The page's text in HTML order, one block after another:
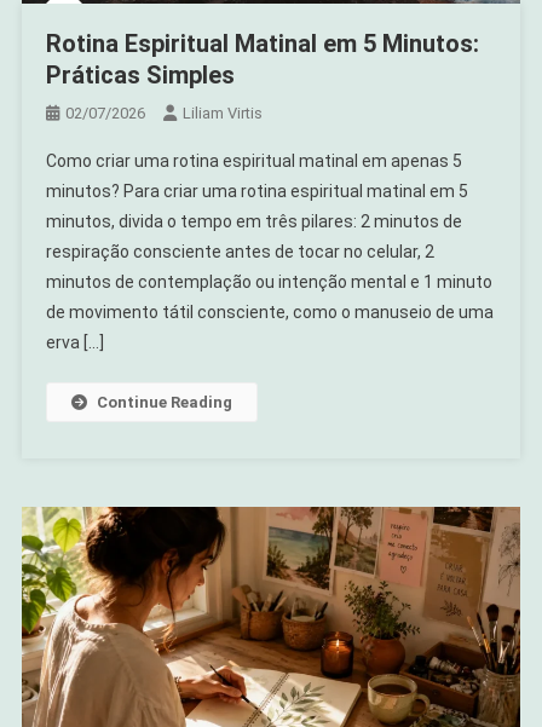
Rotina Espiritual Matinal em 5 Minutos:
Práticas Simples
02/07/2026 Liliam Virtis
Como criar uma rotina espiritual matinal em apenas 5
minutos? Para criar uma rotina espiritual matinal em 5
minutos, divida o tempo em três pilares: 2 minutos de
respiração consciente antes de tocar no celular, 2
minutos de contemplação ou intenção mental e 1 minuto
de movimento tátil consciente, como o manuseio de uma
erva […]
Continue Reading